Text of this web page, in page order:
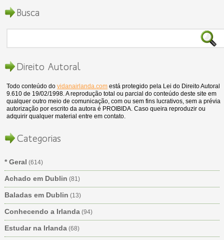
Busca
Direito Autoral
Todo conteúdo dovidanairlanda.com está protegido pela Lei do Direito Autoral
9.610 de 19/02/1998. A reprodução total ou parcial do conteúdo deste site em
qualquer outro meio de comunicação, com ou sem fins lucrativos, sem a prévia
autorização por escrito da autora é PROIBIDA. Caso queira reproduzir ou
adquirir qualquer material entre em contato.
Categorias
* Geral (614)
Achado em Dublin (81)
Baladas em Dublin (13)
Conhecendo a Irlanda(94)
Estudar na Irlanda(68)